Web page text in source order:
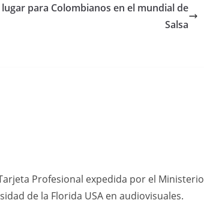
para Colombianos en el mundial de
Salsa
Profesional expedida por el Ministerio
de la Florida USA en audiovisuales.